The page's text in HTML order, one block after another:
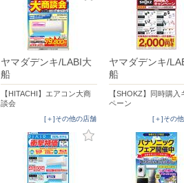
ヤマダデンキ/LABI大
船
【HITACHI】エアコン大商
談会
[＋]その他の店舗
ヤマダデンキ/
船
【SHOKZ】同時購入
ペーン
[＋]その